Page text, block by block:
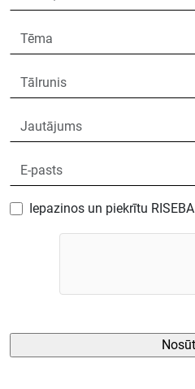
Iepazinos un piekrītu RISEBA